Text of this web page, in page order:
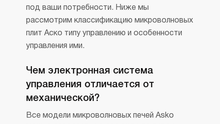
под ваши потребности. Ниже мы
рассмотрим классификацию микроволновых
плит Аско типу управлению и особенности
управления ими.
Чем электронная система
управления отличается от
механической?
Все модели микроволновых печей Asko